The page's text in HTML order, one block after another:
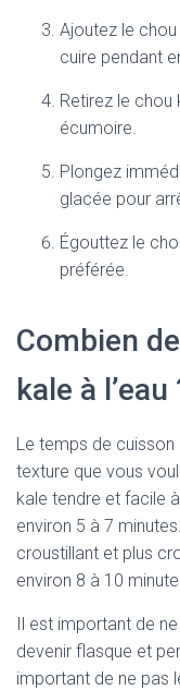
Ajoutez le chou
cuire pendant
Retirez le chou
écumoire.
Plongez
glacée pour
Égouttez le
préférée.
Combien
kale à l’eau
Le temps de cuisson
texture que vous
kale tendre et facile
environ 5 à 7
croustillant et plus
environ 8 à 10
Il est important de
devenir flasque et
important de ne pas